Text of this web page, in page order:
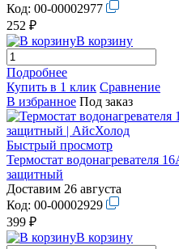
Код: 00-00002977
252 ₽
В корзину
Подробнее
Купить в 1 клик Сравнение
В избранное Под заказ
Быстрый просмотр
Термостат водонагревателя
защитный
Доставим 26 августа
Код: 00-00002929
399 ₽
В корзину